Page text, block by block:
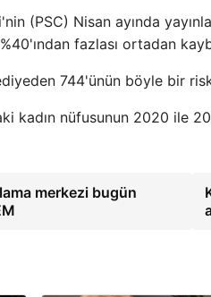
(PSC) Nisan ayında
fazlası ortadan
744'ünün böyle bir risk
kadın nüfusunun 2020 ile
merkezi bugün